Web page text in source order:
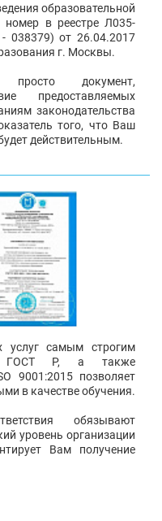
образовательной
номер в реестре Л035-
038379) от 26.04.2017
г. Москвы.
документ,
предоставляемых
законодательства
того, что Ваш
действительным.
услуг самым строгим
ГОСТ Р, а также
9001:2015 позволяет
в качестве обучения.
обязывают
уровень организации
Вам получение